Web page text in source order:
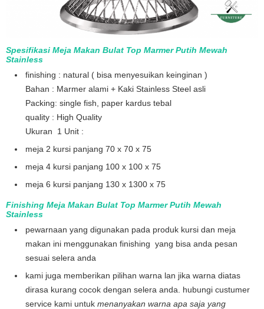
Spesifikasi Meja Makan Bulat Top Marmer Putih Mewah
Stainless
finishing : natural ( bisa menyesuikan keinginan )
Bahan : Marmer alami + Kaki Stainless Steel asli
Packing: single fish, paper kardus tebal
quality : High Quality
Ukuran 1 Unit :
meja 2 kursi panjang 70 x 70 x 75
meja 4 kursi panjang 100 x 100 x 75
meja 6 kursi panjang 130 x 1300 x 75
Finishing Meja Makan Bulat Top Marmer Putih Mewah
Stainless
pewarnaan yang digunakan pada produk kursi dan meja
makan ini menggunakan finishing yang bisa anda pesan
sesuai selera anda
kami juga memberikan pilihan warna lan jika warna diatas
dirasa kurang cocok dengan selera anda. hubungi custumer
service kami untuk menanyakan warna apa saja yang